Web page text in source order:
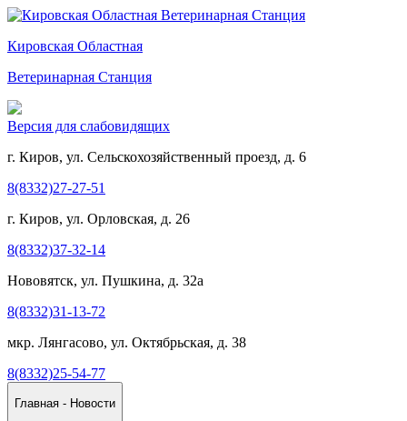
Кировская Областная
Ветеринарная Станция
Версия для слабовидящих
г. Киров, ул. Сельскохозяйственный проезд, д. 6
8(8332)27-27-51
г. Киров, ул. Орловская, д. 26
8(8332)37-32-14
Нововятск, ул. Пушкина, д. 32а
8(8332)31-13-72
мкр. Лянгасово, ул. Октябрьская, д. 38
8(8332)25-54-77
Главная - Новости